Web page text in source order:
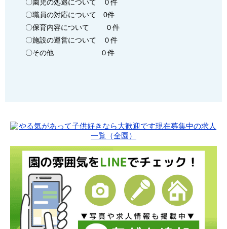
〇園児の処遇について ０件
〇職員の対応について 0件
〇保育内容について ０件
〇施設の運営について ０件
〇その他 ０件